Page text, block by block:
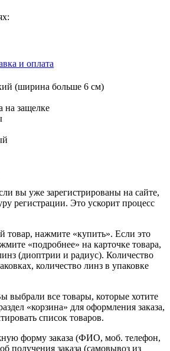
и оплата
(ширина больше 6 см)
на защелке
вы уже зарегистрированы на сайте,
регистрации. Это ускорит процесс
нажмите «купить». Если это
«подробнее» на карточке товара,
(диоптрии и радиус). Количество
количество линз в упаковке
все товары, которые хотите
«корзина» для оформления заказа,
список товаров.
форму заказа (ФИО, моб. телефон,
получения заказа (самовывоз из